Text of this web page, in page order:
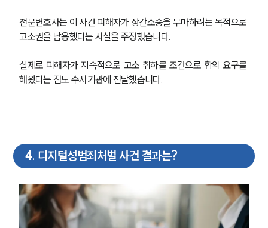
전문변호사는 이 사건 피해자가 상간소송을 무마하려는 목적으로
고소권을 남용했다는 사실을 주장했습니다.
실제로 피해자가 지속적으로 고소 취하를 조건으로 합의 요구를
해왔다는 점도 수사기관에 전달했습니다.
4. 디지털성범죄처벌 사건 결과는?